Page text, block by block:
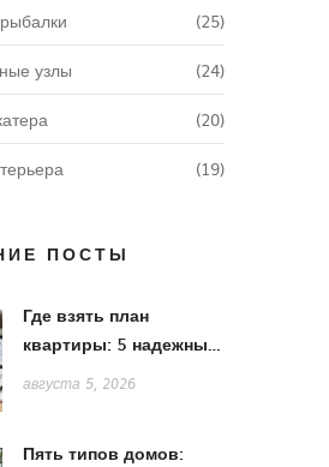
(25)
узлы (24)
(20)
(19)
ПОСТЫ
Где взять план
квартиры: 5 надежных
способов получить
августа 5, 2026
Пять типов домов: